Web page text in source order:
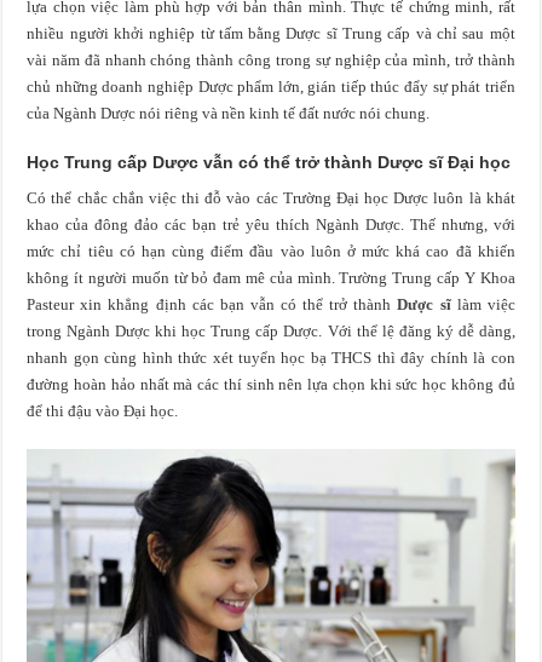
lựa chọn việc làm phù hợp với bản thân mình. Thực tế chứng minh, rất
nhiều người khởi nghiệp từ tấm bằng Dược sĩ Trung cấp và chỉ sau một
vài năm đã nhanh chóng thành công trong sự nghiệp của mình, trở thành
chủ những doanh nghiệp Dược phẩm lớn, gián tiếp thúc đẩy sự phát triển
của Ngành Dược nói riêng và nền kinh tế đất nước nói chung.
Học Trung cấp Dược vẫn có thể trở thành Dược sĩ Đại học
Có thể chắc chắn việc thi đỗ vào các Trường Đại học Dược luôn là khát
khao của đông đảo các bạn trẻ yêu thích Ngành Dược. Thế nhưng, với
mức chỉ tiêu có hạn cùng điểm đầu vào luôn ở mức khá cao đã khiến
không ít người muốn từ bỏ đam mê của mình. Trường Trung cấp Y Khoa
Pasteur xin khẳng định các bạn vẫn có thể trở thànhDược sĩlàm việc
trong Ngành Dược khi học Trung cấp Dược. Với thể lệ đăng ký dễ dàng,
nhanh gọn cùng hình thức xét tuyển học bạ THCS thì đây chính là con
đường hoàn hảo nhất mà các thí sinh nên lựa chọn khi sức học không đủ
để thi đậu vào Đại học.